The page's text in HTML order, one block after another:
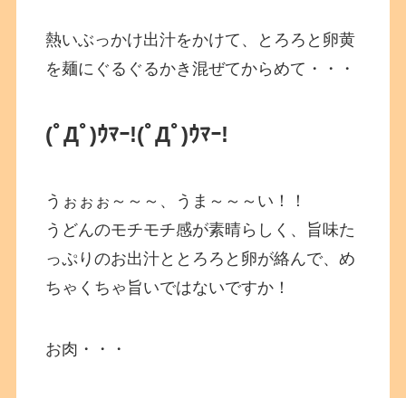
熱いぶっかけ出汁をかけて、とろろと卵黄
を麺にぐるぐるかき混ぜてからめて・・・
(ﾟДﾟ)ｳﾏｰ!(ﾟДﾟ)ｳﾏｰ!
うぉぉぉ～～～、うま～～～い！！
うどんのモチモチ感が素晴らしく、旨味た
っぷりのお出汁ととろろと卵が絡んで、め
ちゃくちゃ旨いではないですか！
お肉・・・